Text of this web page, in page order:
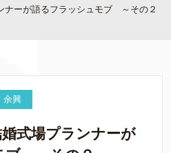
ナーが語るフラッシュモブ ～その２
余興
式場プランナーが